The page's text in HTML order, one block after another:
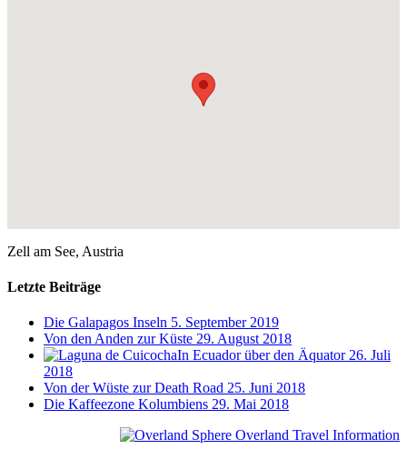
Zell am See, Austria
Letzte Beiträge
Die Galapagos Inseln 5. September 2019
Von den Anden zur Küste 29. August 2018
In Ecuador über den Äquator 26. Juli
2018
Von der Wüste zur Death Road 25. Juni 2018
Die Kaffeezone Kolumbiens 29. Mai 2018